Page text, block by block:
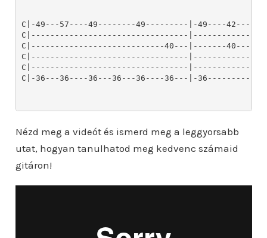
Nézd meg a videót és ismerd meg a leggyorsabb
utat, hogyan tanulhatod meg kedvenc számaid
gitáron!